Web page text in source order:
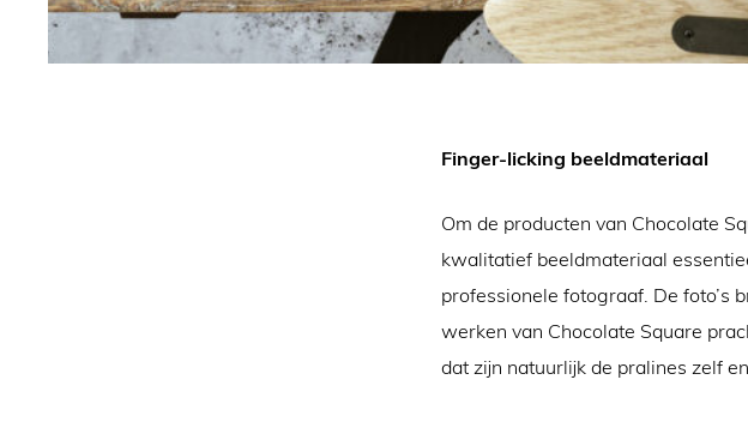
Finger-licking beeldmateriaal
Om de producten van Chocolate
kwalitatief beeldmateriaal
professionele fotograaf. De foto’s
werken van Chocolate Square
dat zijn natuurlijk de pralines zelf